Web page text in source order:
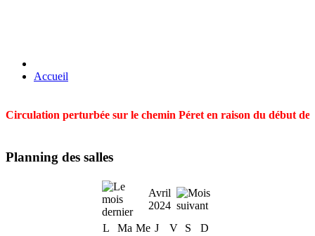
Accueil
Circulation perturbée sur le chemin Péret en raison du début
Planning des salles
Avril
2024
L
Ma Me J V S
D